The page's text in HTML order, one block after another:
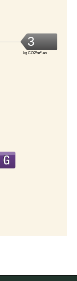
3
kg CO2/m².an